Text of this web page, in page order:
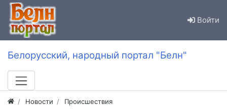
Войти
Белорусский, народный портал "Белн"
Новости Происшествия